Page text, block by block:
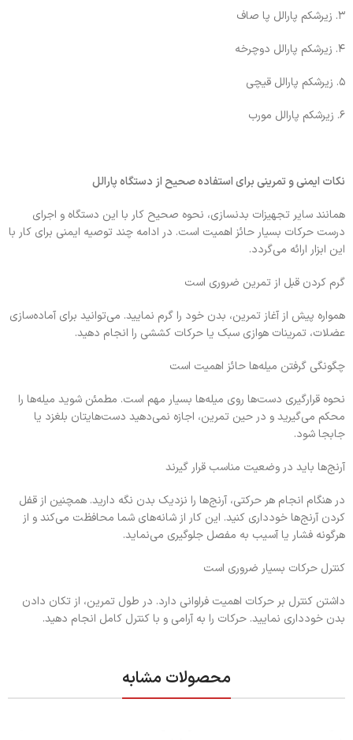
۳. زیرشکم پارالل پا صاف
۴. زیرشکم پارالل دوچرخه
۵. زیرشکم پارالل قیچی
۶. زیرشکم پارالل مورب
نکات ایمنی و تمرینی برای استفاده صحیح از دستگاه پارالل
همانند سایر تجهیزات بدنسازی، نحوه صحیح کار با این دستگاه و اجرای
درست حرکات بسیار حائز اهمیت است. در ادامه چند توصیه ایمنی برای کار با
این ابزار ارائه می‌گردد.
گرم کردن قبل از تمرین ضروری است
همواره پیش از آغاز تمرین، بدن خود را گرم نمایید. می‌توانید برای آماده‌سازی
عضلات، تمرینات هوازی سبک یا حرکات کششی را انجام دهید.
چگونگی گرفتن میله‌ها حائز اهمیت است
نحوه قرارگیری دست‌ها روی میله‌ها بسیار مهم است. مطمئن شوید میله‌ها را
محکم می‌گیرید و در حین تمرین، اجازه نمی‌دهید دست‌هایتان بلغزد یا
جابجا شود.
آرنج‌ها باید در وضعیت مناسب قرار گیرند
در هنگام انجام هر حرکتی، آرنج‌ها را نزدیک بدن نگه دارید. همچنین از قفل
کردن آرنج‌ها خودداری کنید. این کار از شانه‌های شما محافظت می‌کند و از
هرگونه فشار یا آسیب به مفصل جلوگیری می‌نماید.
کنترل حرکات بسیار ضروری است
داشتن کنترل بر حرکات اهمیت فراوانی دارد. در طول تمرین، از تکان دادن
بدن خودداری نمایید. حرکات را به آرامی و با کنترل کامل انجام دهید.
محصولات مشابه